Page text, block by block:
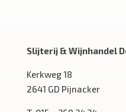
Slijterij & Wijnhandel
Kerkweg 18
2641 GD Pijnacker